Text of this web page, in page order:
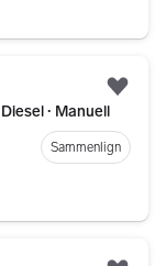
Diesel ∙ Manuell
Sammenlign